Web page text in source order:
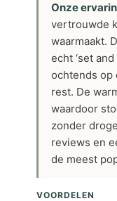
Onze
vertrouwde
waarmaakt.
echt ‘set
ochtends op
rest. De
waardoor
zonder
reviews en
de meest
VOORDELEN